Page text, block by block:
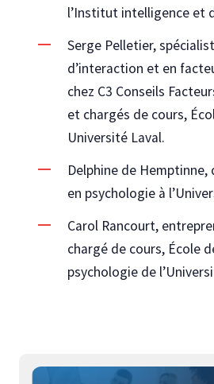
l’Institut intelligence et
Serge Pelletier,
d’interaction et en
chez C3 Conseils
et chargés de cours,
Université Laval.
Delphine de
en psychologie à
Carol Rancourt,
chargé de cours, École
psychologie de